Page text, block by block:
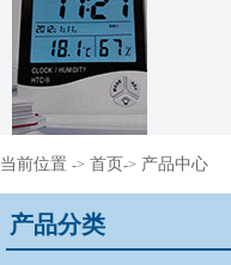
当前位置 -> 首页-> 产品中心
产品分类